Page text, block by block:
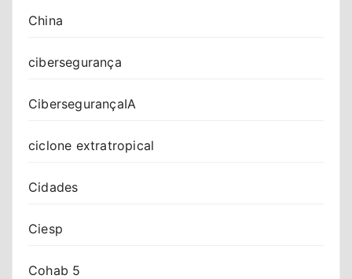
China
cibersegurança
CibersegurançaIA
ciclone extratropical
Cidades
Ciesp
Cohab 5